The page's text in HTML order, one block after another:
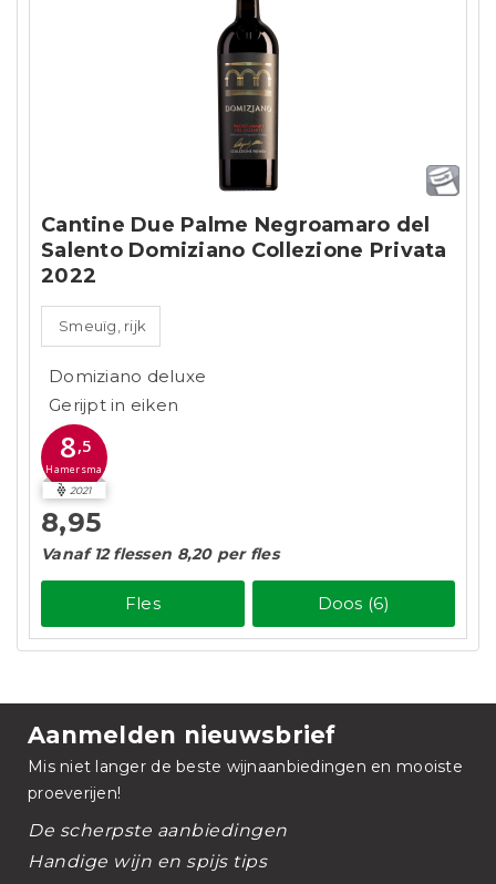
Cantine Due Palme Negroamaro del
Salento Domiziano Collezione Privata
2022
Smeuïg, rijk
Domiziano deluxe
Gerijpt in eiken
8,5
Hamersma
2021
8,95
Vanaf 12 flessen 8,20 per fles
Fles Doos (6)
Aanmelden nieuwsbrief
Mis niet langer de beste wijnaanbiedingen en mooiste
proeverijen!
De scherpste aanbiedingen
Handige wijn en spijs tips